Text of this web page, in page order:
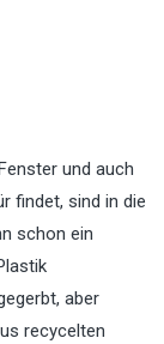
und auch
findet, sind in die
schon ein
aber
recycelten